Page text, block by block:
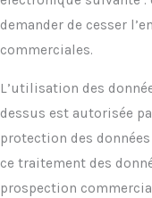
demander de cesser
commerciales.
L’utilisation des
dessus est autorisée
protection des
ce traitement des
prospection